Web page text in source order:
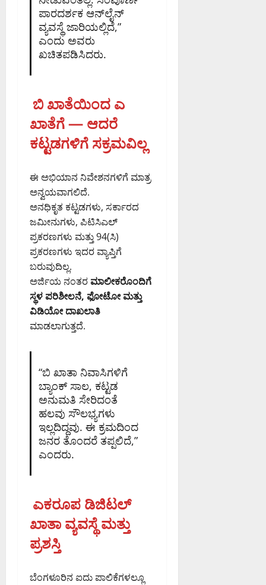
ಪಾರದರ್ಶಕ ಆನ್‌ಲೈನ್
ವ್ಯವಸ್ಥೆ ಜಾರಿಯಲ್ಲಿದೆ,”
ಎಂದು ಅವರು
ಖಚಿತಪಡಿಸಿದರು.
ಬಿ ಖಾತೆಯಿಂದ ಎ
ಖಾತೆಗೆ — ಆದರೆ
ಕಟ್ಟಡಗಳಿಗೆ ಸಕ್ರಮವಿಲ್ಲ
ಈ ಅಭಿಯಾನ ನಿವೇಶನಗಳಿಗೆ ಮಾತ್ರ
ಅನ್ವಯವಾಗಲಿದೆ.
ಅನಧಿಕೃತ ಕಟ್ಟಡಗಳು, ಸರ್ಕಾರದ
ಜಮೀನುಗಳು, ಪಿಟಿಸಿಎಲ್
ಪ್ರಕರಣಗಳು ಮತ್ತು 94(ಸಿ)
ಪ್ರಕರಣಗಳು ಇದರ ವ್ಯಾಪ್ತಿಗೆ
ಬರುವುದಿಲ್ಲ.
ಅರ್ಜಿಯ ನಂತರ ಮಾಲೀಕರೊಂದಿಗೆ
ಸ್ಥಳ ಪರಿಶೀಲನೆ, ಫೋಟೋ ಮತ್ತು
ವಿಡಿಯೋ ದಾಖಲಾತಿ
ಮಾಡಲಾಗುತ್ತದೆ.
“ಬಿ ಖಾತಾ ನಿವಾಸಿಗಳಿಗೆ
ಬ್ಯಾಂಕ್ ಸಾಲ, ಕಟ್ಟಡ
ಅನುಮತಿ ಸೇರಿದಂತೆ
ಹಲವು ಸೌಲಭ್ಯಗಳು
ಇಲ್ಲದಿದ್ದವು. ಈ ಕ್ರಮದಿಂದ
ಜನರ ತೊಂದರೆ ತಪ್ಪಲಿದೆ,”
ಎಂದರು.
ಎಕರೂಪ ಡಿಜಿಟಲ್
ಖಾತಾ ವ್ಯವಸ್ಥೆ ಮತ್ತು
ಪ್ರಶಸ್ತಿ
ಬೆಂಗಳೂರಿನ ಐದು ಪಾಲಿಕೆಗಳಲ್ಲೂ